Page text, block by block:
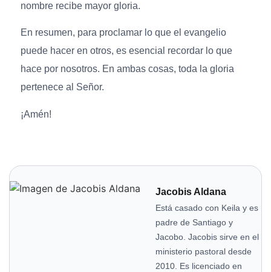
nombre recibe mayor gloria.
En resumen, para proclamar lo que el evangelio
puede hacer en otros, es esencial recordar lo que
hace por nosotros. En ambas cosas, toda la gloria
pertenece al Señor.
¡Amén!
Jacobis Aldana
Está casado con Keila y es
padre de Santiago y
Jacobo. Jacobis sirve en el
ministerio pastoral desde
2010. Es licenciado en